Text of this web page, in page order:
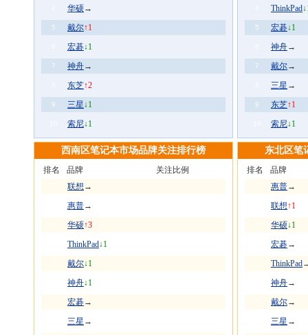
华硕→
5 戴尔↑1
宏碁↓1
7 神舟→
东芝↑2
9 三星↓1
索尼↓1
ThinkPad
5 宏碁↓1
神舟→
7 戴尔→
三星 →
9 东芝↑1
索尼↓1
西南区笔记本市场品牌关注排行榜
排名 品牌 关注比例
联想 →
惠普→
华硕↑3
ThinkPad↓1
戴尔↓1
神舟↓1
宏碁→
三星 →
东北区笔
排名 品牌
惠普→
联想↑1
华硕↓1
宏碁→
ThinkPad
神舟→
戴尔→
三星 →